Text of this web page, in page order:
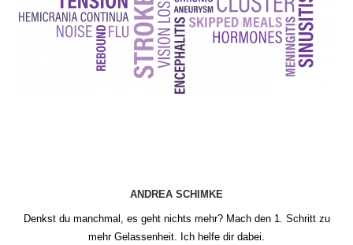
ANDREA SCHIMKE
Denkst du manchmal, es geht nichts mehr? Mach den 1. Schritt zu
mehr Gelassenheit. Ich helfe dir dabei.